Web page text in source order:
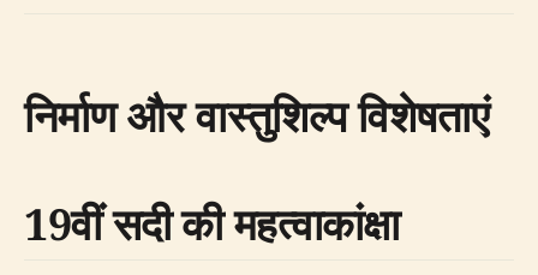
निर्माण और वास्तुशिल्प विशेषताएं
19वीं सदी की महत्वाकांक्षा